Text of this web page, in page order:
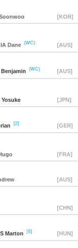
[KOR]
Dane (WC) [AUS]
Benjamin (WC) [AUS]
Yosuke [JPN]
[2] [GER]
[FRA]
[AUS]
[CHN]
Marton [6] [HUN]